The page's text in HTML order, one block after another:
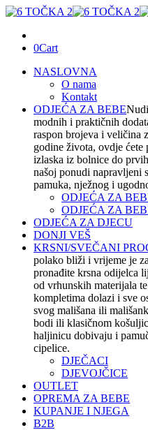
0Cart
NASLOVNA
O nama
Kontakt
ODJEĆA ZA BEBE
modnih i praktičnih
raspon brojeva i veličina
godine života, ovdje ćete
izlaska iz bolnice do
našoj ponudi napravljeni
pamuka, nježnog i
ODJEĆA ZA
ODJEĆA ZA
ODJEĆA ZA DJECU
DONJI VEŠ
KRSNI/SVEČANI
polako bliži i vrijeme je
pronađite krsna odijelca
od vrhunskih materijala
kompletima dolazi i sve
svog mališana ili
bodi ili klasičnom
haljinicu dobivaju i
cipelice.
DJEČACI
DJEVOJČICE
OUTLET
OPREMA ZA BEBE
KUPANJE I NJEGA
B2B